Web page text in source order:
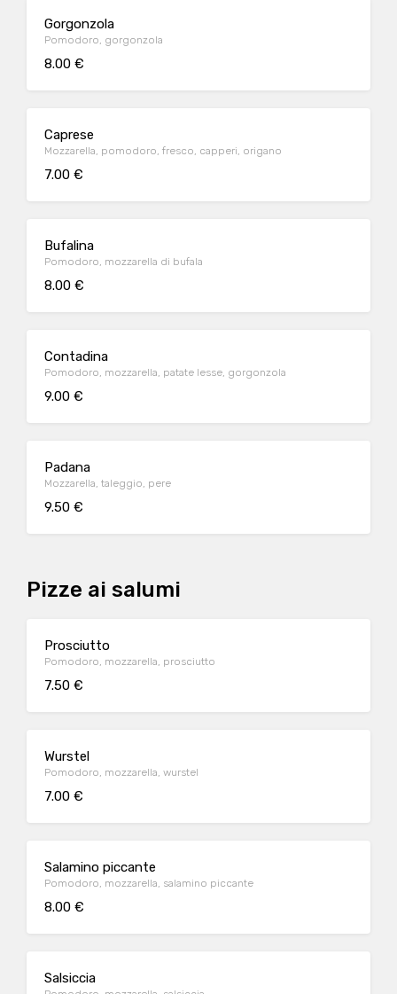
Gorgonzola
Pomodoro, gorgonzola
8.00 €
Caprese
Mozzarella, pomodoro, fresco, capperi, origano
7.00 €
Bufalina
Pomodoro, mozzarella di bufala
8.00 €
Contadina
Pomodoro, mozzarella, patate lesse, gorgonzola
9.00 €
Padana
Mozzarella, taleggio, pere
9.50 €
Pizze ai salumi
Prosciutto
Pomodoro, mozzarella, prosciutto
7.50 €
Wurstel
Pomodoro, mozzarella, wurstel
7.00 €
Salamino piccante
Pomodoro, mozzarella, salamino piccante
8.00 €
Salsiccia